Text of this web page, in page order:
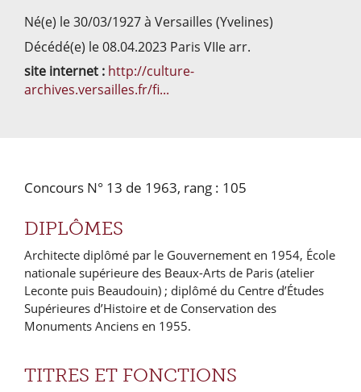
Né(e) le 30/03/1927 à Versailles (Yvelines)
Décédé(e) le 08.04.2023 Paris VIIe arr.
site internet : http://culture-
archives.versailles.fr/fi...
Concours N° 13 de 1963, rang : 105
DIPLÔMES
Architecte diplômé par le Gouvernement en 1954, École
nationale supérieure des Beaux-Arts de Paris (atelier
Leconte puis Beaudouin) ; diplômé du Centre d’Études
Supérieures d’Histoire et de Conservation des
Monuments Anciens en 1955.
TITRES ET FONCTIONS